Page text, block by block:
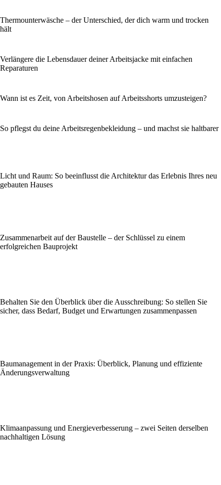
Thermounterwäsche – der Unterschied, der dich warm und trocken
hält
Verlängere die Lebensdauer deiner Arbeitsjacke mit einfachen
Reparaturen
Wann ist es Zeit, von Arbeitshosen auf Arbeitsshorts umzusteigen?
So pflegst du deine Arbeitsregenbekleidung – und machst sie haltbarer
Licht und Raum: So beeinflusst die Architektur das Erlebnis Ihres neu
gebauten Hauses
Zusammenarbeit auf der Baustelle – der Schlüssel zu einem
erfolgreichen Bauprojekt
Behalten Sie den Überblick über die Ausschreibung: So stellen Sie
sicher, dass Bedarf, Budget und Erwartungen zusammenpassen
Baumanagement in der Praxis: Überblick, Planung und effiziente
Änderungsverwaltung
Klimaanpassung und Energieverbesserung – zwei Seiten derselben
nachhaltigen Lösung